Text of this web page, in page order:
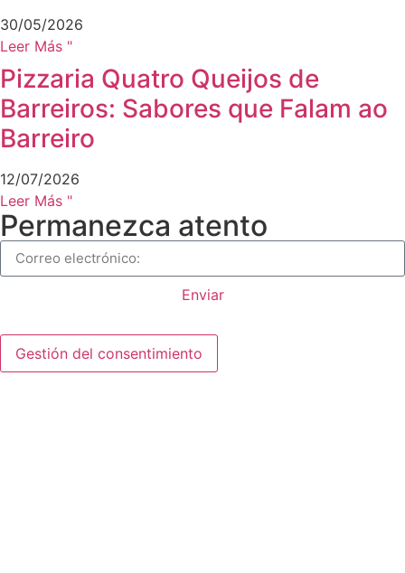
30/05/2026
Leer Más "
Pizzaria Quatro Queijos de
Barreiros: Sabores que Falam ao
Barreiro
12/07/2026
Leer Más "
Permanezca atento
Enviar
Gestión del consentimiento